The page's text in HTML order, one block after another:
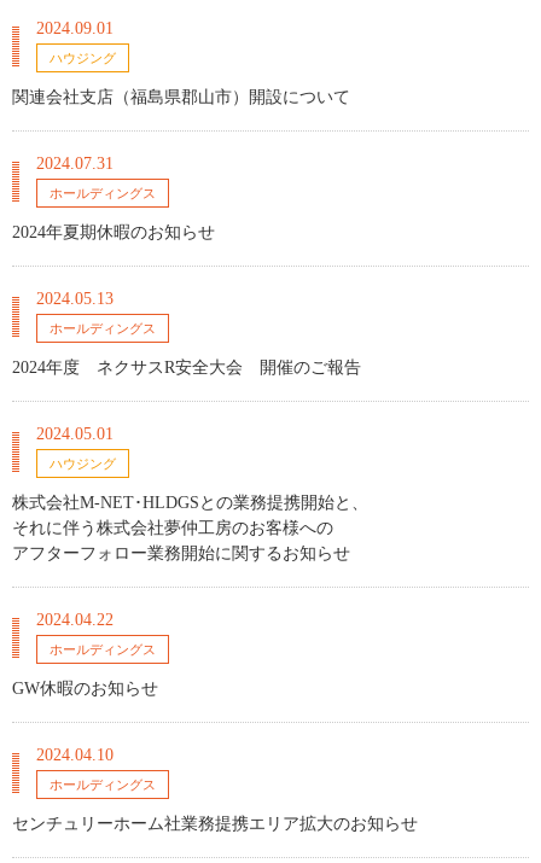
2024.09.01
ハウジング
関連会社支店（福島県郡山市）開設について
2024.07.31
ホールディングス
2024年夏期休暇のお知らせ
2024.05.13
ホールディングス
2024年度 ネクサスR安全大会 開催のご報告
2024.05.01
ハウジング
株式会社M-NET･HLDGSとの業務提携開始と、
それに伴う株式会社夢仲工房のお客様への
アフターフォロー業務開始に関するお知らせ
2024.04.22
ホールディングス
GW休暇のお知らせ
2024.04.10
ホールディングス
センチュリーホーム社業務提携エリア拡大のお知らせ